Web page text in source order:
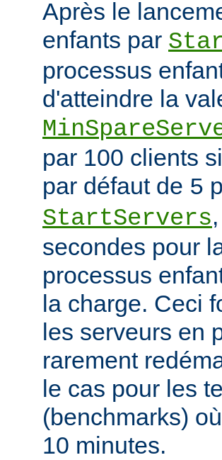
Après le
enfants par
processus
d'atteindre la
par 100 clients
par défaut de 5
StartServers
secondes pour
processus
la charge. Ceci
les serveurs en
rarement
le cas pour les
(benchmarks)
10 minutes.